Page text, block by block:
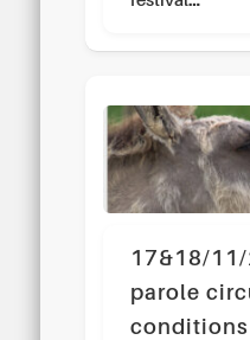
17&18/
parole
conditions